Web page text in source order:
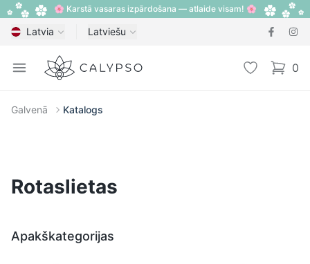
🌸 Karstā vasaras izpārdošana — atlaide visam! 🌸
Latvia Latviešu
Open menu
Calypso Vēlmju 0
items
Galvenā Katalogs
Rotaslietas
Apakškategorijas